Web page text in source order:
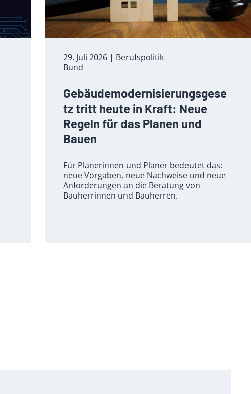
29. Juli 2026 | Berufspolitik
Bund
Gebäudemodernisierungsgese
tz tritt heute in Kraft: Neue
Regeln für das Planen und
Bauen
Für Planerinnen und Planer bedeutet das:
neue Vorgaben, neue Nachweise und neue
Anforderungen an die Beratung von
Bauherrinnen und Bauherren.